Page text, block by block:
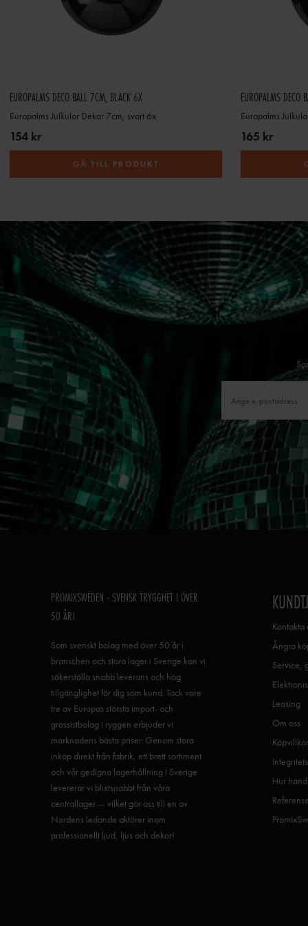
EUROPALMS DECO BALL 7CM, BLACK 6X
Europalms Julkulor Dekor 7cm, svart 6x
154 kr
GÅ TILL PRODUKT
EUROPALMS
Europalms
165 kr
PROMIXSWEDEN - SVENSK TRYGGHET I ÖVER
50 ÅR!
Som svenskt bolag med över 50 år i
branschen och stora lager i Sverige kan vi
säkerställa snabb leverans och hög
tillgänglighet för dig som kund. Tack vare
tre av Europas största import- och
grossistbolag i ryggen erbjuder vi
marknadens bästa priser. Genom stora
inköp direkt från fabrik, ett brett sortiment
och vår gedigna lagerhållning i Sverige
levererar vi blixtsnabbt från våra
centrallager — vilket gör oss till en av
Nordens ledande aktörer inom
professionellt ljud, ljus och dekor!
Kontakta
Ångra
Service,
Leasing
Om oss
Köpvillkor
Hur